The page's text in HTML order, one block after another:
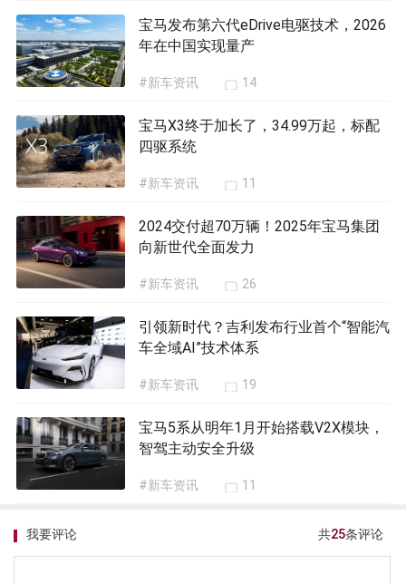
宝马发布第六代eDrive电驱技术，2026
年在中国实现量产
#新车资讯 14
宝马X3终于加长了，34.99万起，标配
四驱系统
#新车资讯 11
2024交付超70万辆！2025年宝马集团
向新世代全面发力
#新车资讯 26
引领新时代？吉利发布行业首个“智能汽
车全域AI”技术体系
#新车资讯 19
宝马5系从明年1月开始搭载V2X模块，
智驾主动安全升级
#新车资讯 11
共25条评论
我要评论